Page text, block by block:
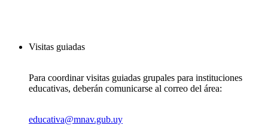
Visitas guiadas
Para coordinar visitas guiadas grupales para instituciones
educativas, deberán comunicarse al correo del área:
educativa@mnav.gub.uy